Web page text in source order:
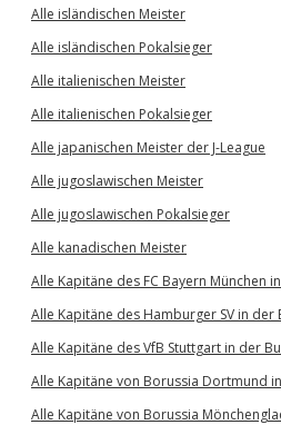
Alle isländischen Meister
Alle isländischen Pokalsieger
Alle italienischen Meister
Alle italienischen Pokalsieger
Alle japanischen Meister der J-League
Alle jugoslawischen Meister
Alle jugoslawischen Pokalsieger
Alle kanadischen Meister
Alle Kapitäne des FC Bayern München
Alle Kapitäne des Hamburger SV in der
Alle Kapitäne des VfB Stuttgart in der
Alle Kapitäne von Borussia Dortmund
Alle Kapitäne von Borussia